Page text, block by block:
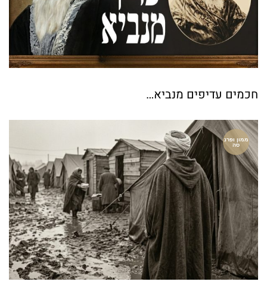
חכמים עדיפים מנביא…
ממון ופרנ
סה